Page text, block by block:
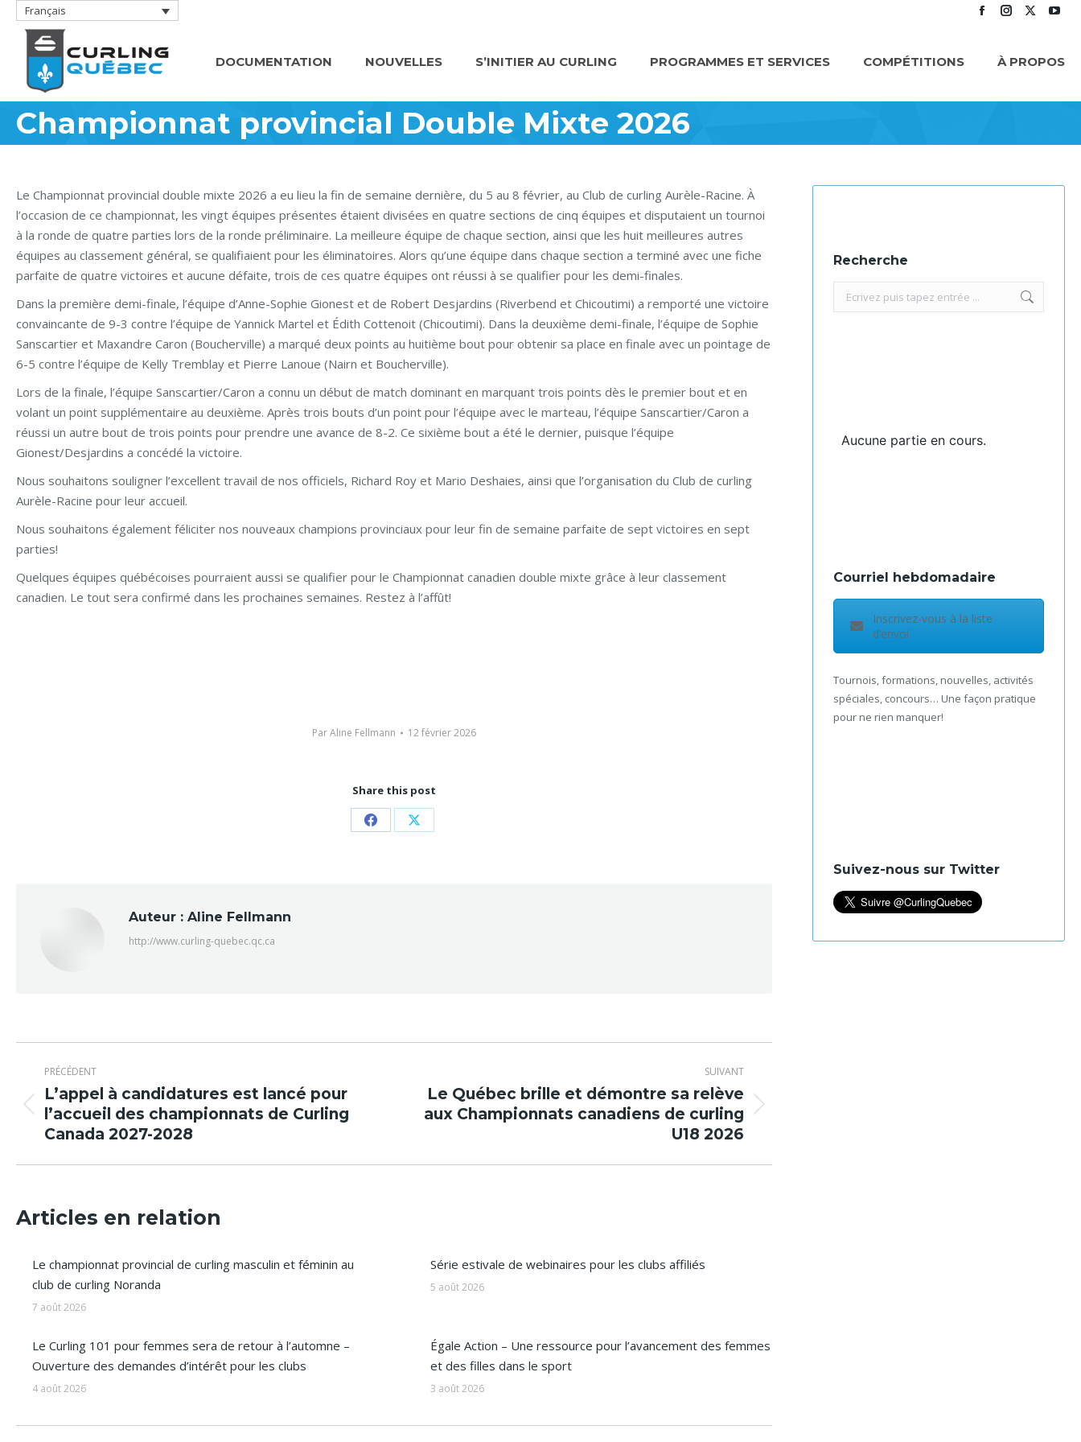
Français
Facebook
opens
new
Instagram
opens
new
X
opens
newnew
DOCUMENTATION NOUVELLES S’INITIER AU CURLING PROGRAMMES ET SERVICES COMPÉTITIONS À PROPOS
Championnat provincial Double Mixte 2026
Le Championnat provincial double mixte 2026 a eu lieu la fin de semaine dernière, du 5 au 8 février, au Club de curling Aurèle-Racine. À
l’occasion de ce championnat, les vingt équipes présentes étaient divisées en quatre sections de cinq équipes et disputaient un tournoi
à la ronde de quatre parties lors de la ronde préliminaire. La meilleure équipe de chaque section, ainsi que les huit meilleures autres
équipes au classement général, se qualifiaient pour les éliminatoires. Alors qu’une équipe dans chaque section a terminé avec une fiche
parfaite de quatre victoires et aucune défaite, trois de ces quatre équipes ont réussi à se qualifier pour les demi-finales.
Dans la première demi-finale, l’équipe d’Anne-Sophie Gionest et de Robert Desjardins (Riverbend et Chicoutimi) a remporté une victoire
convaincante de 9-3 contre l’équipe de Yannick Martel et Édith Cottenoit (Chicoutimi). Dans la deuxième demi-finale, l’équipe de Sophie
Sanscartier et Maxandre Caron (Boucherville) a marqué deux points au huitième bout pour obtenir sa place en finale avec un pointage de
6-5 contre l’équipe de Kelly Tremblay et Pierre Lanoue (Nairn et Boucherville).
Lors de la finale, l’équipe Sanscartier/Caron a connu un début de match dominant en marquant trois points dès le premier bout et en
volant un point supplémentaire au deuxième. Après trois bouts d’un point pour l’équipe avec le marteau, l’équipe Sanscartier/Caron a
réussi un autre bout de trois points pour prendre une avance de 8-2. Ce sixième bout a été le dernier, puisque l’équipe
Gionest/Desjardins a concédé la victoire.
Nous souhaitons souligner l’excellent travail de nos officiels, Richard Roy et Mario Deshaies, ainsi que l’organisation du Club de curling
Aurèle-Racine pour leur accueil.
Nous souhaitons également féliciter nos nouveaux champions provinciaux pour leur fin de semaine parfaite de sept victoires en sept
parties!
Quelques équipes québécoises pourraient aussi se qualifier pour le Championnat canadien double mixte grâce à leur classement
canadien. Le tout sera confirmé dans les prochaines semaines. Restez à l’affût!
ParAline Fellmann 12 février 2026
Share this post
PartagerPartager
Auteur : Aline Fellmann
http://www.curling-quebec.qc.ca
Navigation
article
PRÉCÉDENT
Article
précédent
L’appel à candidatures est lancé pour
l’accueil des championnats de Curling
Canada 2027-2028
SUIVANT
Article
Le Québec brille et démontre sa relève
aux Championnats canadiens de curling
U18 2026
Articles en relation
Le championnat provincial de curling masculin et féminin au
club de curling Noranda
7 août 2026
Série estivale de webinaires pour les clubs affiliés
5 août 2026
Le Curling 101 pour femmes sera de retour à l’automne –
Ouverture des demandes d’intérêt pour les clubs
4 août 2026
Égale Action – Une ressource pour l’avancement des femmes
et des filles dans le sport
3 août 2026
Recherche
Recherche
:
Aucune partie en cours.
Courriel hebdomadaire
Inscrivez-vous à la liste
d’envoi
Tournois, formations, nouvelles, activités
spéciales, concours… Une façon pratique
pour ne rien manquer!
Suivez-nous sur Twitter